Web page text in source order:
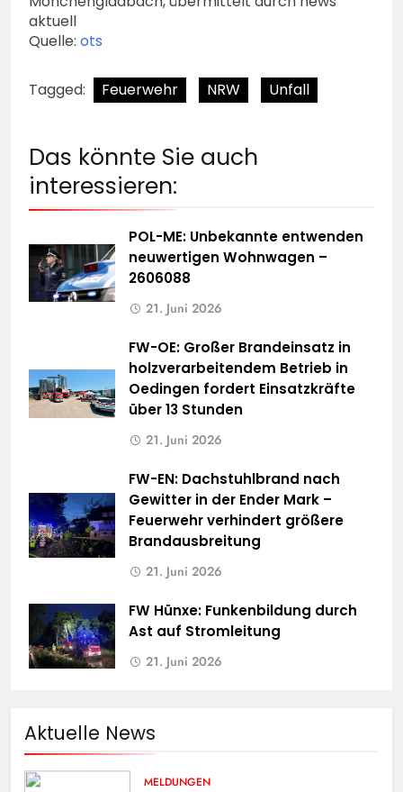
aktuell
Quelle: ots
Tagged: Feuerwehr NRW Unfall
Das könnte Sie auch
interessieren:
POL-ME: Unbekannte entwenden
neuwertigen Wohnwagen –
2606088
21. Juni 2026
FW-OE: Großer Brandeinsatz in
holzverarbeitendem Betrieb in
Oedingen fordert Einsatzkräfte
über 13 Stunden
21. Juni 2026
FW-EN: Dachstuhlbrand nach
Gewitter in der Ender Mark –
Feuerwehr verhindert größere
Brandausbreitung
21. Juni 2026
FW Hünxe: Funkenbildung durch
Ast auf Stromleitung
21. Juni 2026
Aktuelle News
MELDUNGEN